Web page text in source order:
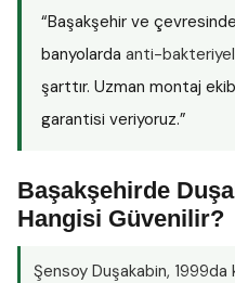
“Başakşehir ve
banyolarda anti-bakteriyel
şarttır. Uzman montaj
garantisi veriyoruz.”
Başakşehirde
Hangisi Güvenilir?
Şensoy Duşakabin, 1999da